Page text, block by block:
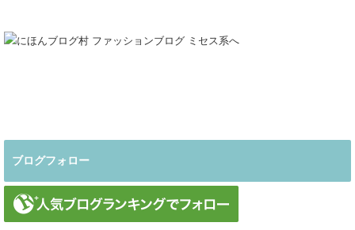
ブログフォロー